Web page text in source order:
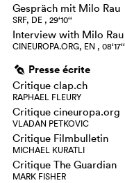
Gespräch mit Milo Rau
SRF, DE , 29‘10‘‘
Interview with Milo Rau
CINEUROPA.ORG, EN , 08‘17‘‘
g Presse écrite
Critique clap.ch
RAPHAEL FLEURY
Critique cineuropa.org
VLADAN PETKOVIC
Critique Filmbulletin
MICHAEL KURATLI
Critique The Guardian
MARK FISHER